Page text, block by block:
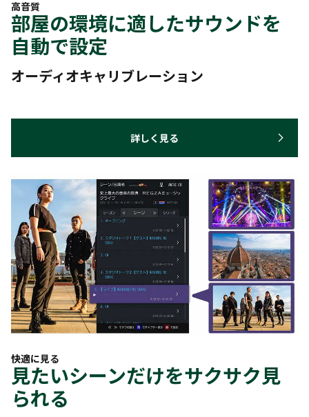
高音質
部屋の環境に適したサウンドを
自動で設定
オーディオキャリブレーション
詳しく見る
快適に見る
見たいシーンだけをサクサク見
られる